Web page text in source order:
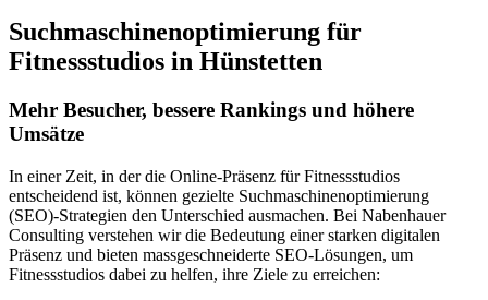
Suchmaschinenoptimierung für
Fitnessstudios in Hünstetten
Mehr Besucher, bessere Rankings und höhere
Umsätze
In einer Zeit, in der die Online-Präsenz für Fitnessstudios
entscheidend ist, können gezielte Suchmaschinenoptimierung
(SEO)-Strategien den Unterschied ausmachen. Bei Nabenhauer
Consulting verstehen wir die Bedeutung einer starken digitalen
Präsenz und bieten massgeschneiderte SEO-Lösungen, um
Fitnessstudios dabei zu helfen, ihre Ziele zu erreichen: